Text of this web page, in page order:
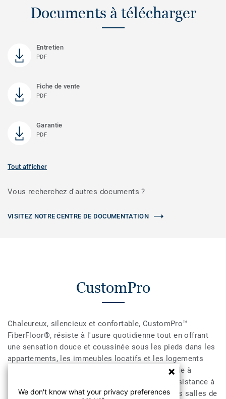
Documents à télécharger
Entretien
PDF
Fiche de vente
PDF
Garantie
PDF
Tout afficher
Vous recherchez d'autres documents ?
VISITEZ NOTRE CENTRE DE DOCUMENTATION
CustomPro
Chaleureux, silencieux et confortable, CustomPro™
FiberFloor®, résiste à l'usure quotidienne tout en offrant
une sensation douce et coussinée sous les pieds dans les
appartements, les immeubles locatifs et les logements
multifamiliaux. CustomPro est peu coûteux, facile à
installer et facile à entretenir. Les qualités de résistance à
l'humidité de CustomPro le rendent idéal pour les salles de
We don't know what your privacy preferences